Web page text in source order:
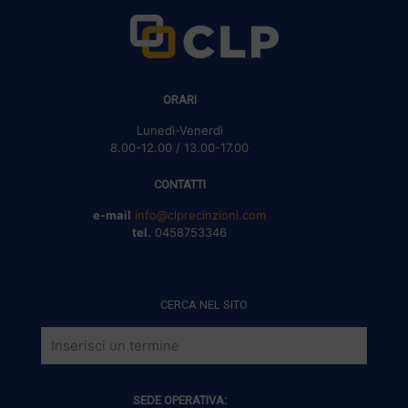
ORARI
Lunedì-Venerdì
8.00-12.00 / 13.00-17.00
CONTATTI
e-mail info@clprecinzioni.com
tel. 0458753346
CERCA NEL SITO
SEDE OPERATIVA: